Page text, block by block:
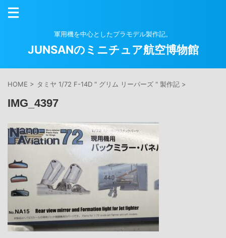
軍用機を中心としたプラモデル製作記。
JUNSANのミニチュア航空博物館
HOME > タミヤ 1/72 F-14D " グリム リーパーズ " 製作記 >
IMG_4397